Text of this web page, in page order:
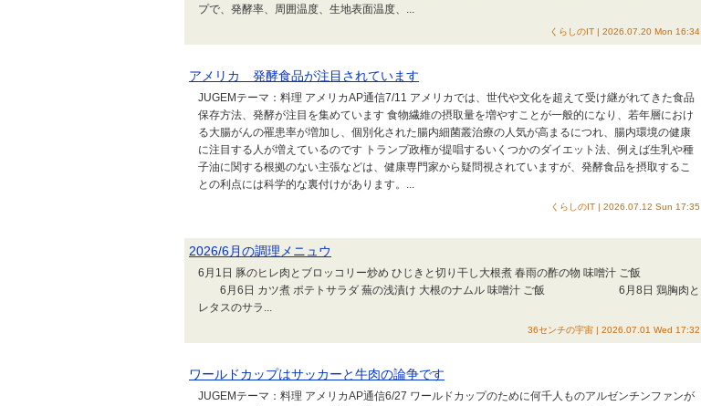
プで、発酵率、周囲温度、生地表面温度、...
くらしのIT | 2026.07.20 Mon 16:34
アメリカ 発酵食品が注目されています
JUGEMテーマ：料理 アメリカAP通信7/11 アメリカでは、世代や文化を超えて受け継がれてきた食品
保存方法、発酵が注目を集めています 食物繊維の摂取量を増やすことが一般的になり、若年層におけ
る大腸がんの罹患率が増加し、個別化された腸内細菌叢治療の人気が高まるにつれ、腸内環境の健康
に注目する人が増えているのです トランプ政権が提唱するいくつかのダイエット法、例えば生乳や種
子油に関する根拠のない主張などは、健康専門家から疑問視されていますが、発酵食品を摂取するこ
との利点には科学的な裏付けがあります。...
くらしのIT | 2026.07.12 Sun 17:35
2026/6月の調理メニュウ
6月1日 豚のヒレ肉とブロッコリー炒め ひじきと切り干し大根煮 春雨の酢の物 味噌汁 ご飯
6月6日 カツ煮 ポテトサラダ 蕪の浅漬け 大根のナムル 味噌汁 ご飯 6月8日 鶏胸肉と
レタスのサラ...
36センチの宇宙 | 2026.07.01 Wed 17:32
ワールドカップはサッカーと牛肉の論争です
JUGEMテーマ：料理 アメリカAP通信6/27 ワールドカップのために何千人ものアルゼンチンファンが